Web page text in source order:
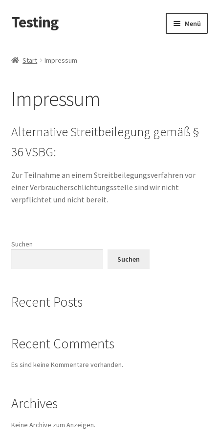
Zur
Navigation
Zum
Inhalt
Testing Menü
Datenschutzerklärung
Echtheit von Bewertungen
Impressum
Kasse
Mein Konto
Warenkorb
Start Impressum
Impressum
Alternative Streitbeilegung gemäß §
36 VSBG:
Zur Teilnahme an einem Streitbeilegungsverfahren vor
einer Verbraucherschlichtungsstelle sind wir nicht
verpflichtet und nicht bereit.
Suchen
Suchen
Recent Posts
Recent Comments
Es sind keine Kommentare vorhanden.
Archives
Keine Archive zum Anzeigen.